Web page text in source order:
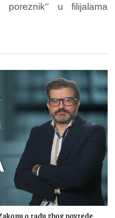
poreznik'' u filijalama
o radu zbog povrede